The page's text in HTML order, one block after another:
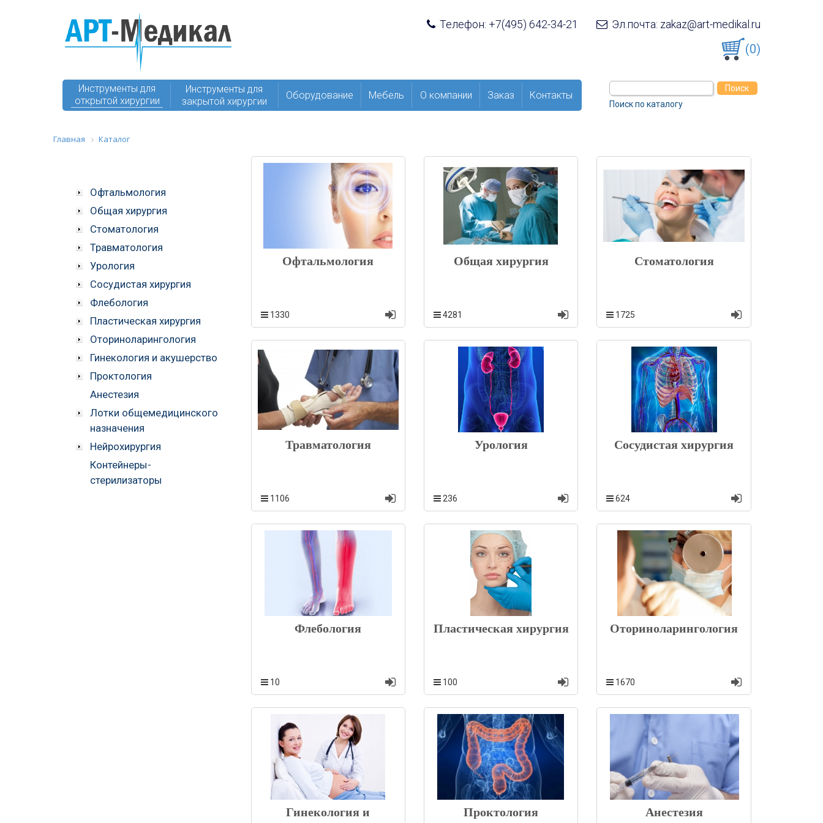
Телефон: +7(495) 642-34-21 Эл.почта: zakaz@art-medikal.ru
(0)
Инструменты для
открытой хирургии
Инструменты для
закрытой хирургии
Оборудование Мебель О компании Заказ Контакты
Поиск по каталогу
Главная Каталог
Офтальмология
Общая хирургия
Стоматология
Травматология
Урология
Сосудистая хирургия
Флебология
Пластическая хирургия
Оториноларингология
Гинекология и акушерство
Проктология
Анестезия
Лотки общемедицинского
назначения
Нейрохирургия
Контейнеры-
стерилизаторы
Офтальмология
1330
Общая хирургия
4281
Стоматология
1725
Травматология
1106
Урология
236
Сосудистая хирургия
624
Флебология
10
Пластическая хирургия
100
Оториноларингология
1670
Гинекология и
Проктология Анестезия